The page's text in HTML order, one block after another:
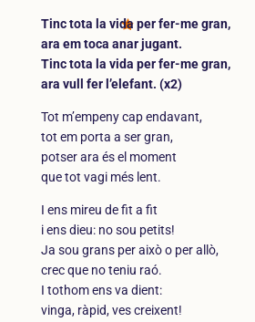
Tinc tota la vida per fer-me gran,
ara em toca anar jugant.
Tinc tota la vida per fer-me gran,
ara vull fer l’elefant. (x2)
Tot m’empeny cap endavant,
tot em porta a ser gran,
potser ara és el moment
que tot vagi més lent.
I ens mireu de fit a fit
i ens dieu: no sou petits!
Ja sou grans per això o per allò,
crec que no teniu raó.
I tothom ens va dient:
vinga, ràpid, ves creixent!